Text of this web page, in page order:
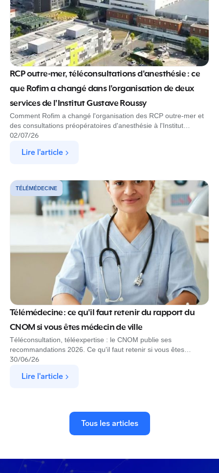
RCP outre-mer, téléconsultations d'anesthésie : ce
que Rofim a changé dans l'organisation de deux
services de l'Institut Gustave Roussy
Comment Rofim a changé l'organisation des RCP outre-mer et
des consultations préopératoires d'anesthésie à l'Institut
Gustave Roussy
02/07/26
Lire l'article
TÉLÉMÉDECINE
Télémédecine : ce qu'il faut retenir du rapport du
CNOM si vous êtes médecin de ville
Téléconsultation, téléexpertise : le CNOM publie ses
recommandations 2026. Ce qu'il faut retenir si vous êtes
médecin de ville, et comment Rofim s'inscrit dans ce cadre.
30/06/26
Lire l'article
Tous les articles